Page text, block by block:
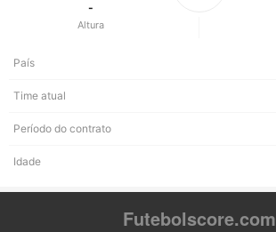
-
Altura
País
Time atual
Período do contrato
Idade
Futebolscore.com